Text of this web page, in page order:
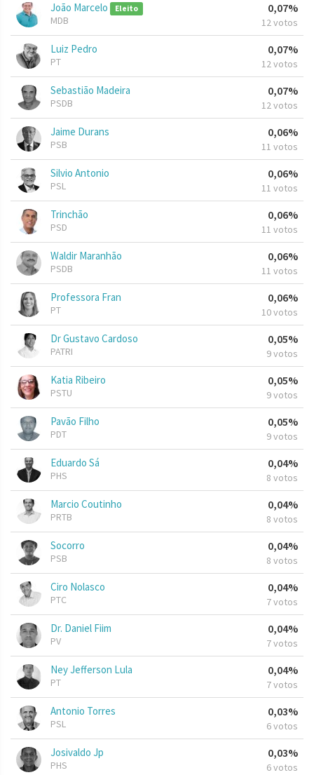
João Marcelo Eleito
MDB
0,07%
12 votos
Luiz Pedro
PT
0,07%
12 votos
Sebastião Madeira
PSDB
0,07%
12 votos
Jaime Durans
PSB
0,06%
11 votos
Silvio Antonio
PSL
0,06%
11 votos
Trinchão
PSD
0,06%
11 votos
Waldir Maranhão
PSDB
0,06%
11 votos
Professora Fran
PT
0,06%
10 votos
Dr Gustavo Cardoso
PATRI
0,05%
9 votos
Katia Ribeiro
PSTU
0,05%
9 votos
Pavão Filho
PDT
0,05%
9 votos
Eduardo Sá
PHS
0,04%
8 votos
Marcio Coutinho
PRTB
0,04%
8 votos
Socorro
PSB
0,04%
8 votos
Ciro Nolasco
PTC
0,04%
7 votos
Dr. Daniel Fiim
PV
0,04%
7 votos
Ney Jefferson Lula
PT
0,04%
7 votos
Antonio Torres
PSL
0,03%
6 votos
Josivaldo Jp
PHS
0,03%
6 votos